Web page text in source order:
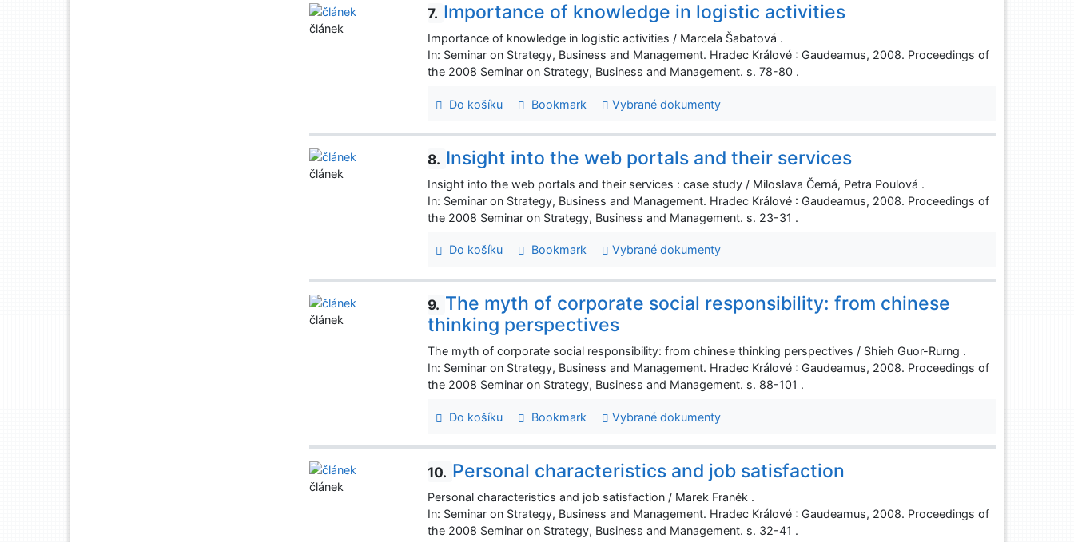
7. Importance of knowledge in logistic activities
Importance of knowledge in logistic activities / Marcela Šabatová .
In: Seminar on Strategy, Business and Management. Hradec Králové : Gaudeamus, 2008. Proceedings of
the 2008 Seminar on Strategy, Business and Management. s. 78-80 .
Do košíku Bookmark Vybrané dokumenty
článek
8. Insight into the web portals and their services
Insight into the web portals and their services : case study / Miloslava Černá, Petra Poulová .
In: Seminar on Strategy, Business and Management. Hradec Králové : Gaudeamus, 2008. Proceedings of
the 2008 Seminar on Strategy, Business and Management. s. 23-31 .
Do košíku Bookmark Vybrané dokumenty
článek
9. The myth of corporate social responsibility: from chinese
thinking perspectives
The myth of corporate social responsibility: from chinese thinking perspectives / Shieh Guor-Rurng .
In: Seminar on Strategy, Business and Management. Hradec Králové : Gaudeamus, 2008. Proceedings of
the 2008 Seminar on Strategy, Business and Management. s. 88-101 .
Do košíku Bookmark Vybrané dokumenty
článek
10. Personal characteristics and job satisfaction
Personal characteristics and job satisfaction / Marek Franěk .
In: Seminar on Strategy, Business and Management. Hradec Králové : Gaudeamus, 2008. Proceedings of
the 2008 Seminar on Strategy, Business and Management. s. 32-41 .
článek